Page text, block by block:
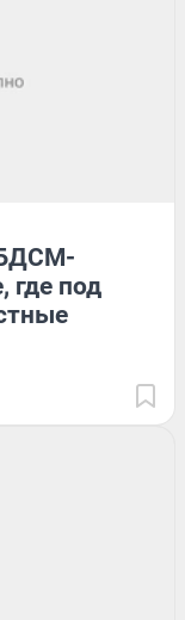
БДСМ-
где под